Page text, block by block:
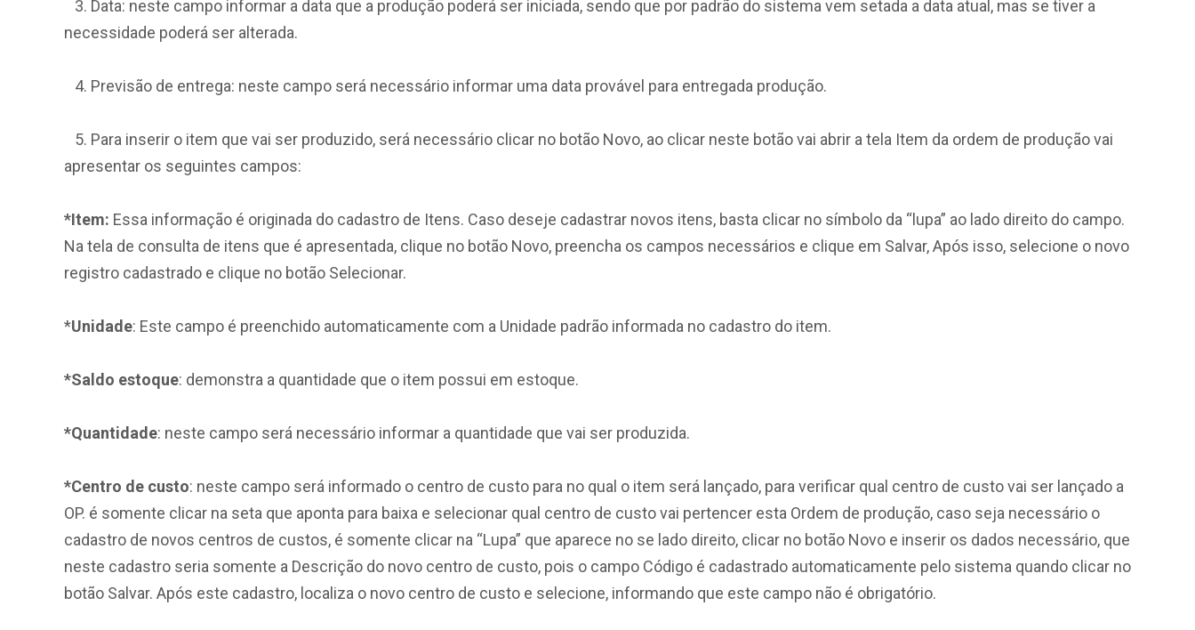
3. Data: neste campo informar a data que a produção poderá ser iniciada, sendo que por padrão do sistema vem setada a data atual, mas se tiver a
necessidade poderá ser alterada.
4. Previsão de entrega: neste campo será necessário informar uma data provável para entregada produção.
5. Para inserir o item que vai ser produzido, será necessário clicar no botão Novo, ao clicar neste botão vai abrir a tela Item da ordem de produção vai
apresentar os seguintes campos:
*Item: Essa informação é originada do cadastro de Itens. Caso deseje cadastrar novos itens, basta clicar no símbolo da “lupa” ao lado direito do campo.
Na tela de consulta de itens que é apresentada, clique no botão Novo, preencha os campos necessários e clique em Salvar, Após isso, selecione o novo
registro cadastrado e clique no botão Selecionar.
*Unidade: Este campo é preenchido automaticamente com a Unidade padrão informada no cadastro do item.
*Saldo estoque: demonstra a quantidade que o item possui em estoque.
*Quantidade: neste campo será necessário informar a quantidade que vai ser produzida.
*Centro de custo: neste campo será informado o centro de custo para no qual o item será lançado, para verificar qual centro de custo vai ser lançado a
OP. é somente clicar na seta que aponta para baixa e selecionar qual centro de custo vai pertencer esta Ordem de produção, caso seja necessário o
cadastro de novos centros de custos, é somente clicar na “Lupa” que aparece no se lado direito, clicar no botão Novo e inserir os dados necessário, que
neste cadastro seria somente a Descrição do novo centro de custo, pois o campo Código é cadastrado automaticamente pelo sistema quando clicar no
botão Salvar. Após este cadastro, localiza o novo centro de custo e selecione, informando que este campo não é obrigatório.